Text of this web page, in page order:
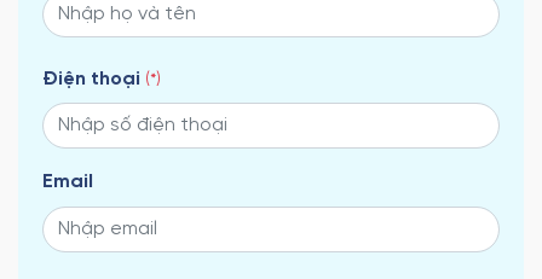
Điện thoại (*)
Email